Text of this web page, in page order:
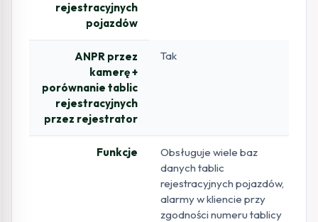
rejestracyjnych
pojazdów
ANPR przez
kamerę +
porównanie tablic
rejestracyjnych
przez rejestrator
Tak
Funkcje
Obsługuje wiele baz
danych tablic
rejestracyjnych pojazdów,
alarmy w kliencie przy
zgodności numeru tablicy